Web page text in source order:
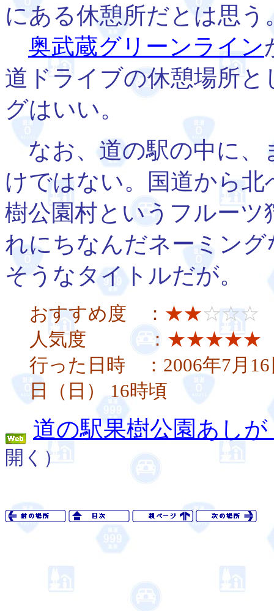
にある休憩所だとは思う
奥武蔵グリーンライン
道ドライブの休憩場所
グはいい。
なお、道の駅の中に、
けではない。国道から
樹公園村というフルー
れにちなんだネーミン
そうなタイトルだが。
おすすめ度 ： ★★☆☆☆
人気度 ： ★★★★★
行った日時 ：2006年7月
日（日） 16時頃
道の駅果樹公園あし
開く）